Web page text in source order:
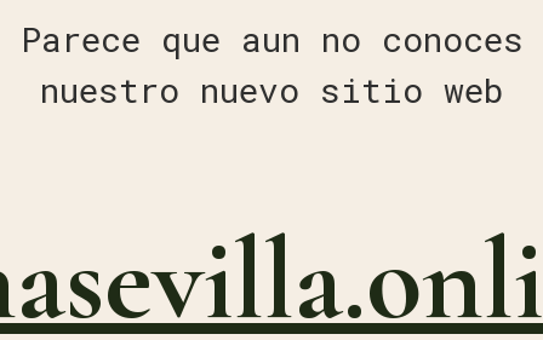
Parece que aun no conoces
nuestro nuevo sitio web